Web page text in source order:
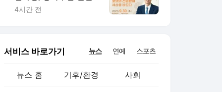
다…9월 '명사특강'
4시간 전
서비스 바로가기 뉴스 연예 스포츠
뉴스 홈 기후/환경 사회